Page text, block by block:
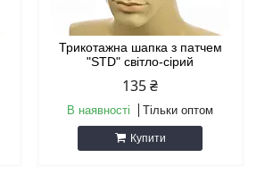
Трикотажна шапка з патчем
"STD" світло-сірий
135 ₴
В наявності Тільки оптом
Купити